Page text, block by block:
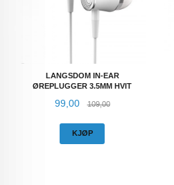
LANGSDOM IN-EAR
ØREPLUGGER 3.5MM HVIT
Tilbud
99,00 109,00Rabatt
KJØP